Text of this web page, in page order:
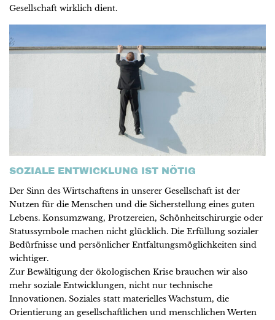
Gesellschaft wirklich dient.
SOZIALE ENTWICKLUNG IST NÖTIG
Der Sinn des Wirtschaftens in unserer Gesellschaft ist der
Nutzen für die Menschen und die Sicherstellung eines guten
Lebens. Konsumzwang, Protzereien, Schönheitschirurgie oder
Statussymbole machen nicht glücklich. Die Erfüllung sozialer
Bedürfnisse und persönlicher Entfaltungsmöglichkeiten sind
wichtiger.
Zur Bewältigung der ökologischen Krise brauchen wir also
mehr soziale Entwicklungen, nicht nur technische
Innovationen. Soziales statt materielles Wachstum, die
Orientierung an gesellschaftlichen und menschlichen Werten